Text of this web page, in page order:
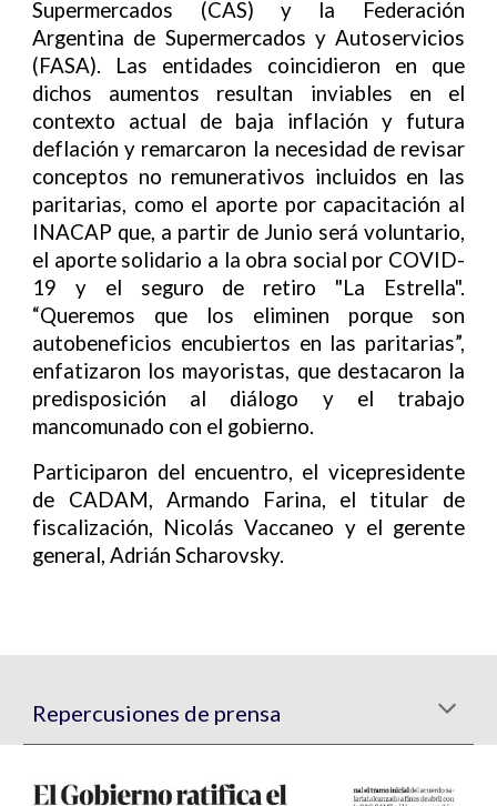
Supermercados (CAS) y la Federación
Argentina de Supermercados y Autoservicios
(FASA). Las entidades coincidieron en que
dichos aumentos resultan inviables en el
contexto actual de baja inflación y futura
deflación y remarcaron la necesidad de revisar
conceptos no remunerativos incluidos en las
paritarias, como el aporte por capacitación al
INACAP que, a partir de Junio será voluntario,
el aporte solidario a la obra social por COVID-
19 y el seguro de retiro "La Estrella".
“Queremos que los eliminen porque son
autobeneficios encubiertos en las paritarias”,
enfatizaron los mayoristas, que destacaron la
predisposición al diálogo y el trabajo
mancomunado con el gobierno.
Participaron del encuentro, el vicepresidente
de CADAM, Armando Farina, el titular de
fiscalización, Nicolás Vaccaneo y el gerente
general, Adrián Scharovsky.
Repercusiones de prensa